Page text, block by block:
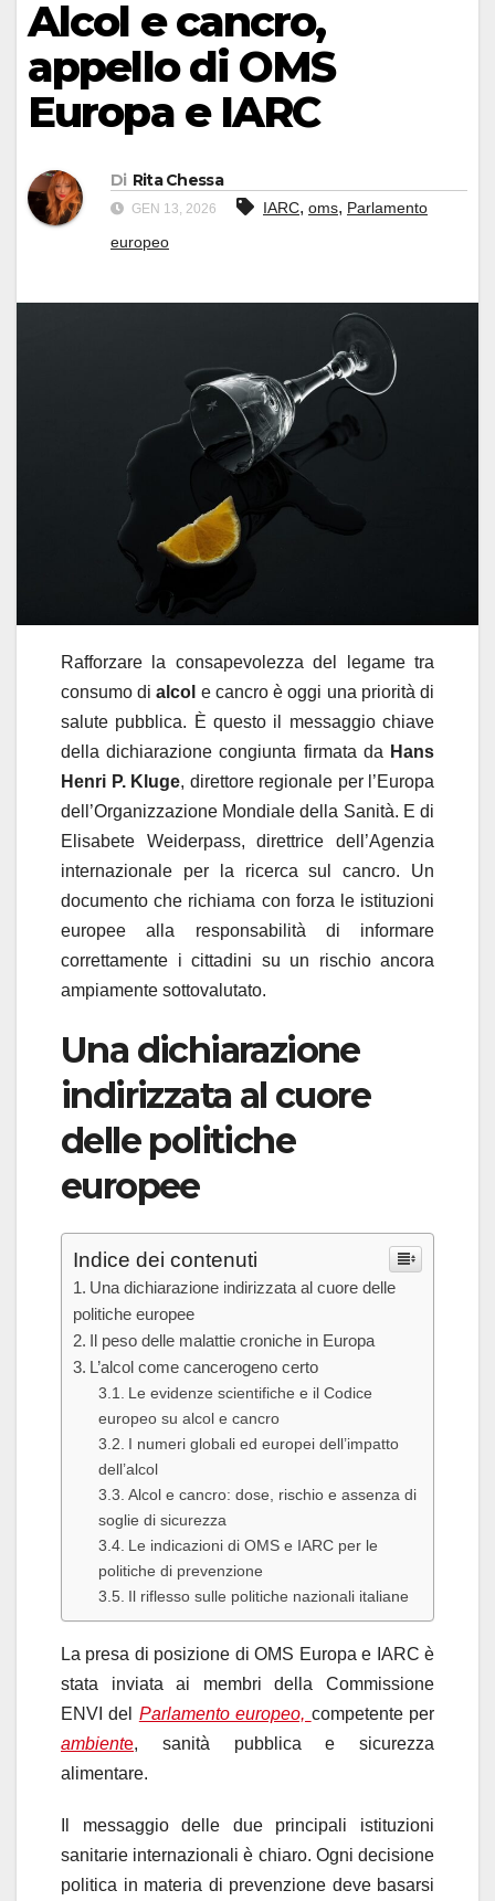
Alcol e cancro,
appello di OMS
Europa e IARC
Di Rita Chessa
GEN 13, 2026 IARC, oms, Parlamento
europeo
Rafforzare la consapevolezza del legame tra
consumo dialcol e cancro è oggi una priorità di
salute pubblica. È questo il messaggio chiave
della dichiarazione congiunta firmata da Hans
Henri P. Kluge, direttore regionale per l’Europa
dell’Organizzazione Mondiale della Sanità. E di
Elisabete Weiderpass, direttrice dell’Agenzia
internazionale per la ricerca sul cancro. Un
documento che richiama con forza le istituzioni
europee alla responsabilità di informare
correttamente i cittadini su un rischio ancora
ampiamente sottovalutato.
Una dichiarazione
indirizzata al cuore
delle politiche
europee
Indice dei contenuti
Una dichiarazione indirizzata al cuore delle
politiche europee
Il peso delle malattie croniche in Europa
L’alcol come cancerogeno certo
Le evidenze scientifiche e il Codice
europeo su alcol e cancro
I numeri globali ed europei dell’impatto
dell’alcol
Alcol e cancro: dose, rischio e assenza di
soglie di sicurezza
Le indicazioni di OMS e IARC per le
politiche di prevenzione
Il riflesso sulle politiche nazionali italiane
La presa di posizione di OMS Europa e IARC è
stata inviata ai membri della Commissione
ENVI del Parlamento europeo, competente per
ambiente, sanità pubblica e sicurezza
alimentare.
Il messaggio delle due principali istituzioni
sanitarie internazionali è chiaro. Ogni decisione
politica in materia di prevenzione deve basarsi